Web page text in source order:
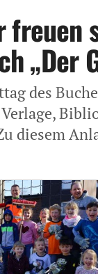
freuen
„Der
des
diesem